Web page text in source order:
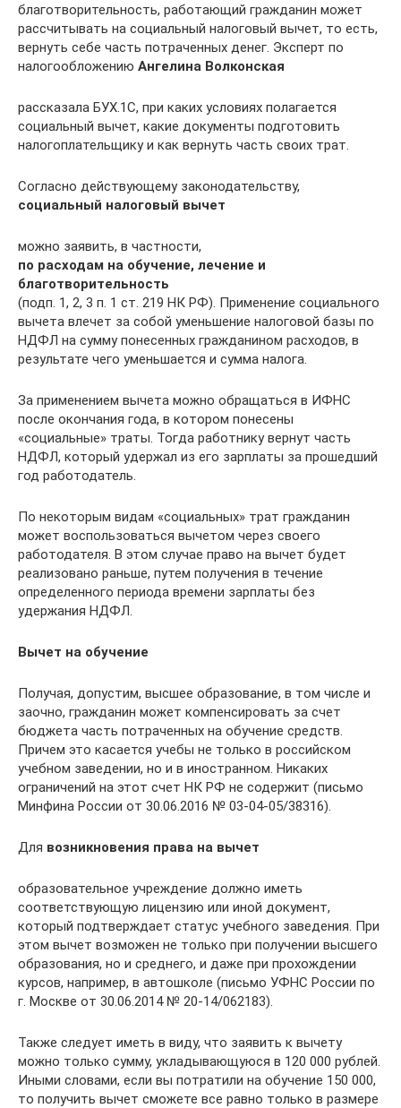
благотворительность, работающий гражданин может
рассчитывать на социальный налоговый вычет, то есть,
вернуть себе часть потраченных денег. Эксперт по
налогообложению Ангелина Волконская
рассказала БУХ.1С, при каких условиях полагается
социальный вычет, какие документы подготовить
налогоплательщику и как вернуть часть своих трат.
Согласно действующему законодательству,
социальный налоговый вычет
можно заявить, в частности,
по расходам на обучение, лечение и
благотворительность
(подп. 1, 2, 3 п. 1 ст. 219 НК РФ). Применение социального
вычета влечет за собой уменьшение налоговой базы по
НДФЛ на сумму понесенных гражданином расходов, в
результате чего уменьшается и сумма налога.
За применением вычета можно обращаться в ИФНС
после окончания года, в котором понесены
«социальные» траты. Тогда работнику вернут часть
НДФЛ, который удержал из его зарплаты за прошедший
год работодатель.
По некоторым видам «социальных» трат гражданин
может воспользоваться вычетом через своего
работодателя. В этом случае право на вычет будет
реализовано раньше, путем получения в течение
определенного периода времени зарплаты без
удержания НДФЛ.
Вычет на обучение
Получая, допустим, высшее образование, в том числе и
заочно, гражданин может компенсировать за счет
бюджета часть потраченных на обучение средств.
Причем это касается учебы не только в российском
учебном заведении, но и в иностранном. Никаких
ограничений на этот счет НК РФ не содержит (письмо
Минфина России от 30.06.2016 № 03-04-05/38316).
Для возникновения права на вычет
образовательное учреждение должно иметь
соответствующую лицензию или иной документ,
который подтверждает статус учебного заведения. При
этом вычет возможен не только при получении высшего
образования, но и среднего, и даже при прохождении
курсов, например, в автошколе (письмо УФНС России по
г. Москве от 30.06.2014 № 20-14/062183).
Также следует иметь в виду, что заявить к вычету
можно только сумму, укладывающуюся в 120 000 рублей.
Иными словами, если вы потратили на обучение 150 000,
то получить вычет сможете все равно только в размере